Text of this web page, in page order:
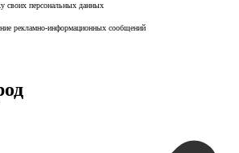
своих персональных данных
рекламно-информационных сообщений